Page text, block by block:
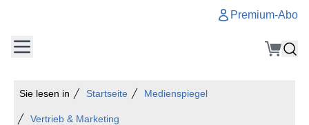
Premium-Abo
Sie lesen in Startseite Medienspiegel
Vertrieb & Marketing